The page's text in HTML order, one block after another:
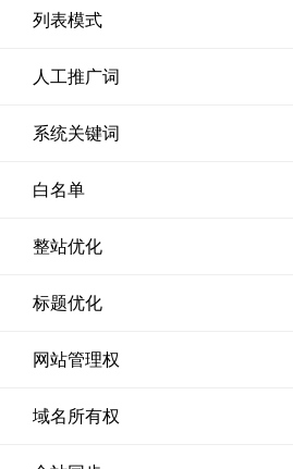
列表模式
人工推广词
系统关键词
白名单
整站优化
标题优化
网站管理权
域名所有权